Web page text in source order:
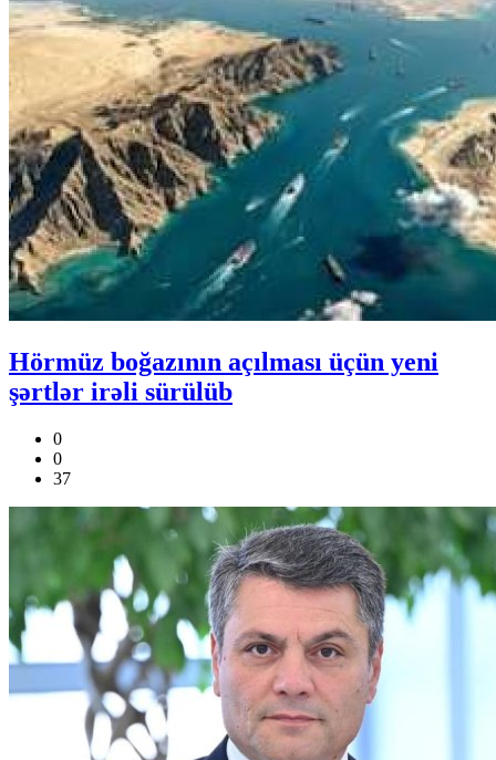
Hörmüz boğazının açılması üçün yeni
şərtlər irəli sürülüb
0
0
37